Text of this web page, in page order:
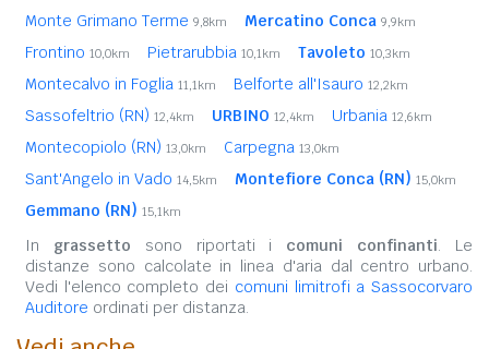
Monte Grimano Terme 9,8km Mercatino Conca 9,9km
Frontino 10,0km Pietrarubbia 10,1km Tavoleto 10,3km
Montecalvo in Foglia 11,1km Belforte all'Isauro 12,2km
Sassofeltrio (RN) 12,4km URBINO 12,4km Urbania 12,6km
Montecopiolo (RN) 13,0km Carpegna 13,0km
Sant'Angelo in Vado 14,5km Montefiore Conca (RN) 15,0km
Gemmano (RN) 15,1km
In grassetto sono riportati i comuni confinanti. Le
distanze sono calcolate in linea d'aria dal centro urbano.
Vedi l'elenco completo dei comuni limitrofi a Sassocorvaro
Auditore ordinati per distanza.